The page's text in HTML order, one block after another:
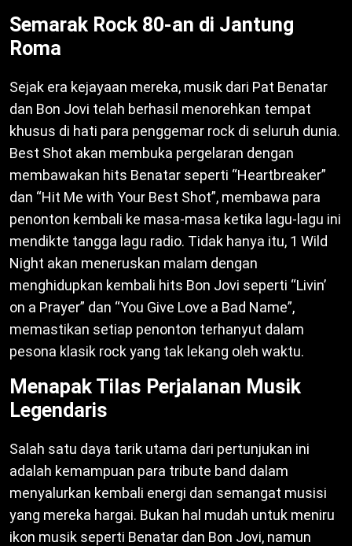
Semarak Rock 80-an di Jantung
Roma
Sejak era kejayaan mereka, musik dari Pat Benatar
dan Bon Jovi telah berhasil menorehkan tempat
khusus di hati para penggemar rock di seluruh dunia.
Best Shot akan membuka pergelaran dengan
membawakan hits Benatar seperti “Heartbreaker”
dan “Hit Me with Your Best Shot”, membawa para
penonton kembali ke masa-masa ketika lagu-lagu ini
mendikte tangga lagu radio. Tidak hanya itu, 1 Wild
Night akan meneruskan malam dengan
menghidupkan kembali hits Bon Jovi seperti “Livin’
on a Prayer” dan “You Give Love a Bad Name”,
memastikan setiap penonton terhanyut dalam
pesona klasik rock yang tak lekang oleh waktu.
Menapak Tilas Perjalanan Musik
Legendaris
Salah satu daya tarik utama dari pertunjukan ini
adalah kemampuan para tribute band dalam
menyalurkan kembali energi dan semangat musisi
yang mereka hargai. Bukan hal mudah untuk meniru
ikon musik seperti Benatar dan Bon Jovi, namun